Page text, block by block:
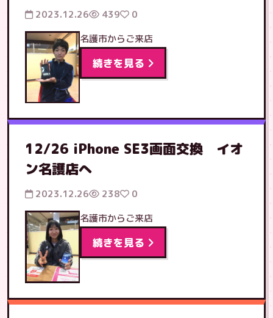
2023.12.26 439
0
名護市からご来店
続きを見る
12/26 iPhone SE3画面交換 イオ
ン名護店へ
2023.12.26 238
0
名護市からご来店
続きを見る